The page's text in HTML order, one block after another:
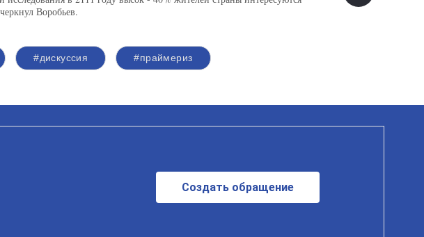
Воробьев.
#дискуссия #праймериз
Создать обращение